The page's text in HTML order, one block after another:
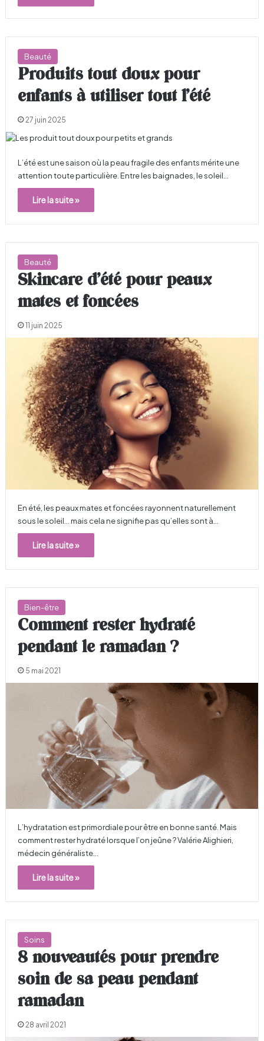
Beauté
Produits tout doux pour
enfants à utiliser tout l’été
27 juin 2025
L’été est une saison où la peau fragile des enfants mérite une
attention toute particulière. Entre les baignades, le soleil…
Lire la suite »
Beauté
Skincare d’été pour peaux
mates et foncées
11 juin 2025
En été, les peaux mates et foncées rayonnent naturellement
sous le soleil… mais cela ne signifie pas qu’elles sont à…
Lire la suite »
Bien-être
Comment rester hydraté
pendant le ramadan ?
5 mai 2021
L’hydratation est primordiale pour être en bonne santé. Mais
comment rester hydraté lorsque l’on jeûne ? Valérie Alighieri,
médecin généraliste…
Lire la suite »
Soins
8 nouveautés pour prendre
soin de sa peau pendant
ramadan
28 avril 2021